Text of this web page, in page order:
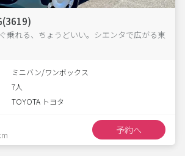
乗れる、ちょうどいい。シエンタで広がる東
ミニバン/ワンボックス
7人
TOYOTA トヨタ
予約へ